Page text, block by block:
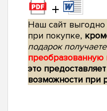
+
Наш сайт выгодно
при покупке,
подарок получаете
преобразованную
это
возможности при